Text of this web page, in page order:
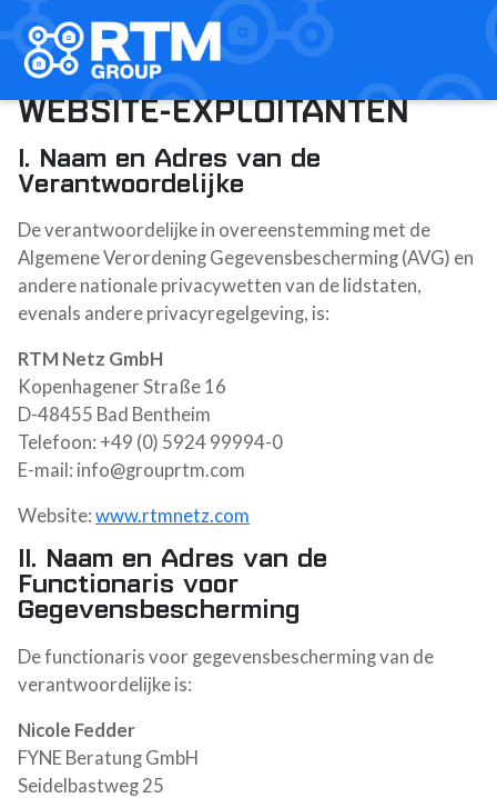
Diensten
Techniek & Planning
Glasvezel & Inblaastechniek
Project- en Bouwmanagement
Subsidieprojecten
FTTH Projecten
Back Bone FTTx
RTM Netz
RTM Welding
RTM Drilling
RTM Highspeed bau
Vacatures
Kunststof lasser (m/v/x)
Functioneel Beheerder AFAS
Over ons
Contact
DE
Home privacyverklaring
PRIVACYVERKLARING VOOR
WEBSITE-EXPLOITANTEN
I. Naam en Adres van de
Verantwoordelijke
De verantwoordelijke in overeenstemming met de
Algemene Verordening Gegevensbescherming (AVG) en
andere nationale privacywetten van de lidstaten,
evenals andere privacyregelgeving, is:
RTM Netz GmbH
Kopenhagener Straße 16
D-48455 Bad Bentheim
Telefoon: +49 (0) 5924 99994-0
E-mail: info@grouprtm.com
Website:www.rtmnetz.com
II. Naam en Adres van de
Functionaris voor
Gegevensbescherming
De functionaris voor gegevensbescherming van de
verantwoordelijke is:
Nicole Fedder
FYNE Beratung GmbH
Seidelbastweg 25